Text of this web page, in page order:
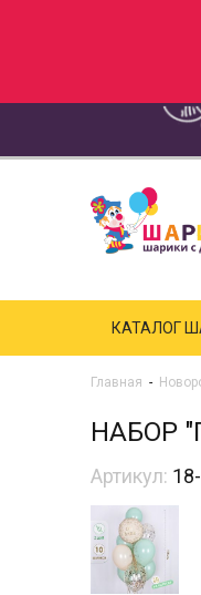
КАТАЛОГ
Главная -
НАБОР
Артикул: